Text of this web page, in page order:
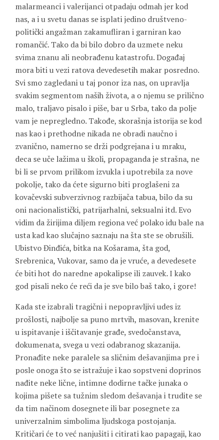
malarmeanci i valerijanci otpadaju odmah jer kod
nas, a i u svetu danas se isplati jedino društveno-
politički angažman zakamufliran i garniran kao
romančić. Tako da bi bilo dobro da uzmete neku
svima znanu ali neobrađenu katastrofu. Događaj
mora biti u vezi ratova devedesetih makar posredno.
Svi smo zagledani u taj ponor iza nas, on upravlja
svakim segmentom naših života, a o njemu se prilično
malo, traljavo pisalo i piše, bar u Srba, tako da polje
vam je nepregledno. Takođe, skorašnja istorija se kod
nas kao i prethodne nikada ne obradi naučno i
zvanično, namerno se drži podgrejana i u mraku,
deca se uče lažima u školi, propaganda je strašna, ne
bi li se prvom prilikom izvukla i upotrebila za nove
pokolje, tako da ćete sigurno biti proglašeni za
kovačevski subverzivnog razbijača tabua, bilo da su
oni nacionalistički, patrijarhalni, seksualni itd. Evo
vidim da žirijima diljem regiona već polako idu bale na
usta kad kao slučajno saznaju na šta ste se obrušili.
Ubistvo Đinđića, bitka na Košarama, šta god,
Srebrenica, Vukovar, samo da je vruće, a devedesete
će biti hot do naredne apokalipse ili zauvek. I kako
god pisali neko će reći da je sve bilo baš tako, i gore!
Kada ste izabrali tragični i nepopravljivi udes iz
prošlosti, najbolje sa puno mrtvih, masovan, krenite
u ispitavanje i iščitavanje građe, svedočanstava,
dokumenata, svega u vezi odabranog skazanija.
Pronađite neke paralele sa sličnim dešavanjima pre i
posle onoga što se istražuje i kao sopstveni doprinos
nađite neke lične, intimne dodirne tačke junaka o
kojima pišete sa tužnim sledom dešavanja i trudite se
da tim načinom dosegnete ili bar posegnete za
univerzalnim simbolima ljudskoga postojanja.
Kritičari će to već nanjušiti i citirati kao papagaji, kao